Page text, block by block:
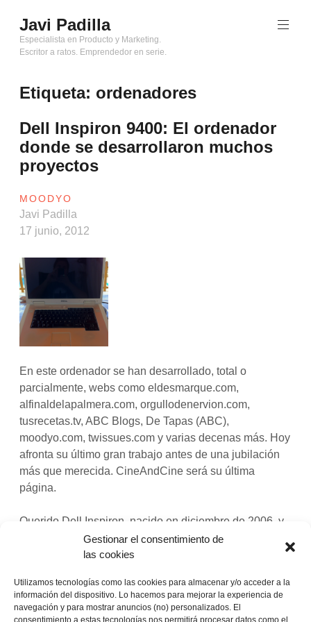
Gestionar el consentimiento de
las cookies
Utilizamos tecnologías como las cookies para almacenar y/o acceder a la
información del dispositivo. Lo hacemos para mejorar la experiencia de
navegación y para mostrar anuncios (no) personalizados. El
consentimiento a estas tecnologías nos permitirá procesar datos como el
al
contenido
Javi Padilla
Especialista en Producto y Marketing.
Escritor a ratos. Emprendedor en serie.
Etiqueta: ordenadores
Dell Inspiron 9400: El ordenador
donde se desarrollaron muchos
proyectos
MOODYO
Javi Padilla
17 junio, 2012
En este ordenador se han desarrollado, total o
parcialmente, webs como eldesmarque.com,
alfinaldelapalmera.com, orgullodenervion.com,
tusrecetas.tv, ABC Blogs, De Tapas (ABC),
moodyo.com, twissues.com y varias decenas más. Hoy
afronta su último gran trabajo antes de una jubilación
más que merecida. CineAndCine será su última
página.
Querido Dell Inspiron, nacido en diciembre de 2006, y
en mis manos desde el 9 de enero de 2007: te echaré
de menos. A ver si el nuevo MacBook Pro aguanta
Te daré una jubilación merecida.